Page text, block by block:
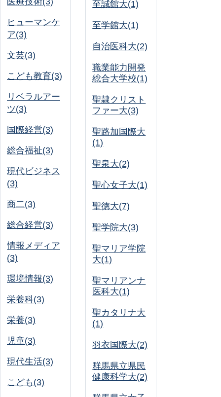
ヒューマンケ
ア(3)
文芸(3)
こども教育(3)
リベラルアー
ツ(3)
国際経営(3)
総合福祉(3)
現代ビジネス
(3)
商二(3)
総合経営(3)
情報メディア
(3)
環境情報(3)
栄養科(3)
栄養(3)
児童(3)
現代生活(3)
こども(3)
至誠館大(1)
至学館大(1)
自治医科大(2)
職業能力開発
総合大学校(1)
聖隷クリスト
ファー大(3)
聖路加国際大
(1)
聖泉大(2)
聖心女子大(1)
聖徳大(7)
聖学院大(3)
聖マリア学院
大(1)
聖マリアンナ
医科大(1)
聖カタリナ大
(1)
羽衣国際大(2)
群馬県立県民
健康科学大(2)